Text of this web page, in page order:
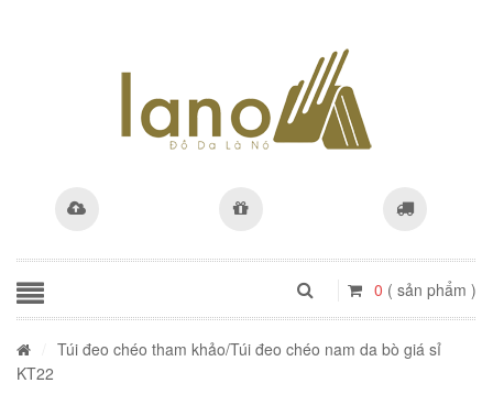
0 ( sản phẩm )
Túi đeo chéo tham khảo/Túi đeo chéo nam da bò giá sỉ
KT22